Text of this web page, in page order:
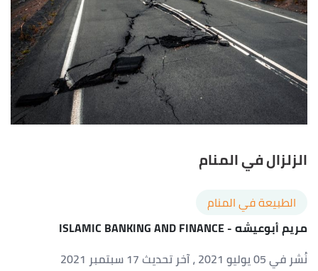
الزلزال في المنام
الطبيعة في المنام
مريم أبوعيشه- ISLAMIC BANKING AND FINANCE
نُشر في 05 يوليو 2021
، آخر تحديث 17 سبتمبر 2021